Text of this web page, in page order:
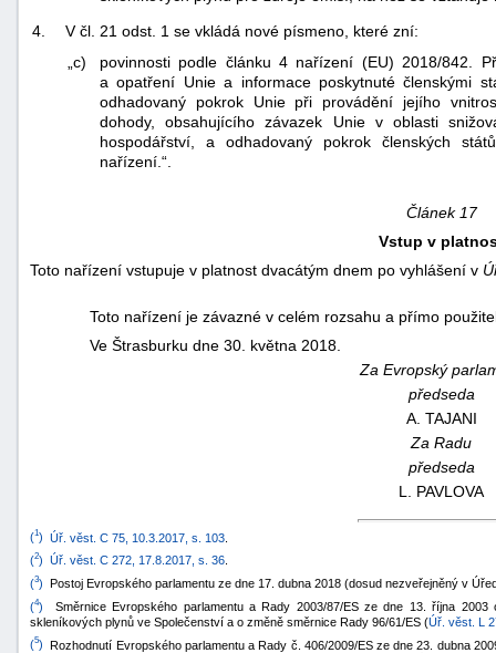
4.
V čl. 21 odst. 1 se vkládá nové písmeno, které zní:
„c)
povinnosti podle článku 4 nařízení (EU) 2018/842.
a opatření Unie a informace poskytnuté členskými
odhadovaný pokrok Unie při provádění jejího
dohody, obsahujícího závazek Unie v oblasti
hospodářství, a odhadovaný pokrok členských
nařízení.“.
Článek 17
Vstup v
Toto nařízení vstupuje v platnost dvacátým dnem po vyhlášení v
Toto nařízení je závazné v celém rozsahu a přímo
Ve Štrasburku dne 30. května 2018.
Za Evropský
předseda
A. TAJANI
Za Radu
předseda
L. PAVLOVA
(1) Úř. věst. C 75, 10.3.2017, s. 103
(2) Úř. věst. C 272, 17.8.2017, s. 36
(3) Postoj Evropského parlamentu ze dne 17. dubna 2018 (dosud nezveřejněný v
(4) Směrnice Evropského parlamentu a Rady 2003/87/ES ze dne 13. října
skleníkových plynů ve Společenství a o změně směrnice Rady 96/61/ES (Úř. věst. L
(5) Rozhodnutí Evropského parlamentu a Rady č. 406/2009/ES ze dne 23. dubna